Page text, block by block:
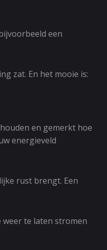
een
zat. En het mooie is:
en gemerkt hoe
energieveld
rust brengt. Een
weer te laten stromen